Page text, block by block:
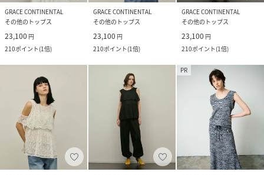
GRACE CONTINENTAL
その他のトップス
23,100 円
210ポイント(1倍)
GRACE CONTINENTAL
その他のトップス
23,100 円
210ポイント(1倍)
GRACE CONTINENTAL
その他のトップス
23,100 円
210ポイント(1倍)
PR